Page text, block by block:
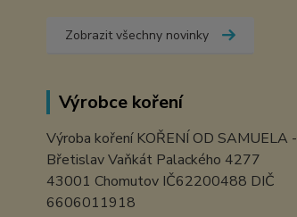
Zobrazit všechny novinky
Výrobce koření
Výroba koření KOŘENÍ OD SAMUELA -
Břetislav Vaňkát Palackého 4277
43001 Chomutov IČ62200488 DIČ
6606011918